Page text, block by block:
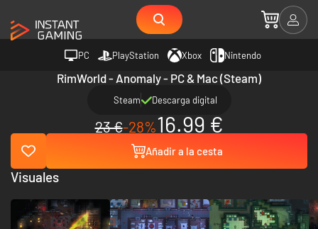
PC PlayStation Xbox Nintendo
RimWorld - Anomaly - PC & Mac (Steam)
Steam Descarga digital
23 €-28%16.99 €
Añadir a la cesta
Visuales